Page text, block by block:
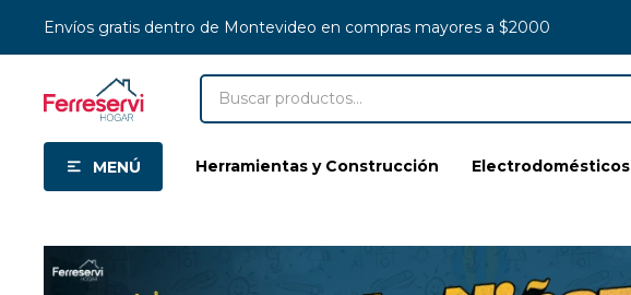
MENÚ Herramientas y Construcción Electrodomésticos
Envíos gratis dentro de Montevideo en compras mayores a $2000